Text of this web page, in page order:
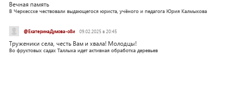
Вечная память
В Черкесске чествовали выдающегося юриста, учёного и педагога Юрия Калмыкова
@ЕкатеринаДумова-о8и 09.02.2025 в 20:45
Труженики села, честь Вам и хвала! Молодцы!
Во фруктовых садах Таллыка идет активная обработка деревьев